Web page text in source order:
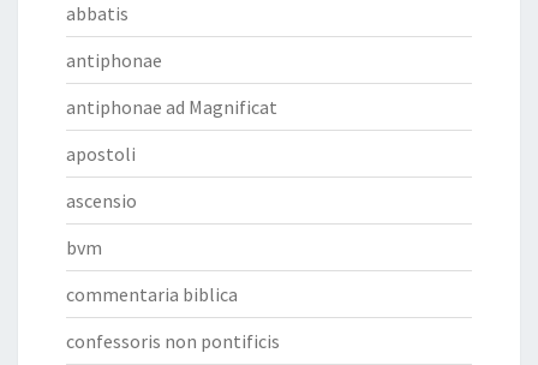
abbatis
antiphonae
antiphonae ad Magnificat
apostoli
ascensio
bvm
commentaria biblica
confessoris non pontificis